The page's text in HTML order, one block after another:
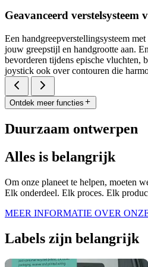
Geavanceerd verstelsysteem
Een handgreepverstellingsysteem
jouw greepstijl en handgrootte aan.
bevorderen tijdens epische vluchten,
joystick ook over contouren die
Ontdek meer functies
Duurzaam ontwerpen
Alles is belangrijk
Om onze planeet te helpen, moeten
Elk onderdeel. Elk proces. Elk
MEER INFORMATIE OVER
Labels zijn belangrijk